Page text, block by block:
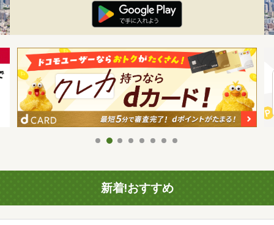
新着!おすすめ